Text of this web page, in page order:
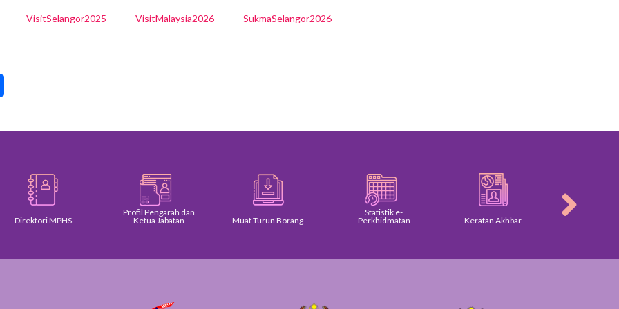
VisitSelangor2025 VisitMalaysia2026 SukmaSelangor2026
Direktori MPHS
Profil Pengarah dan
Ketua Jabatan
Muat Turun Borang
Statistik e-
Perkhidmatan
Keratan Akhbar